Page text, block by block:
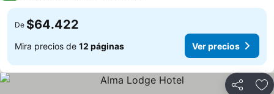
De $64.422
Mira precios de 12 páginas Ver precios
Compartir